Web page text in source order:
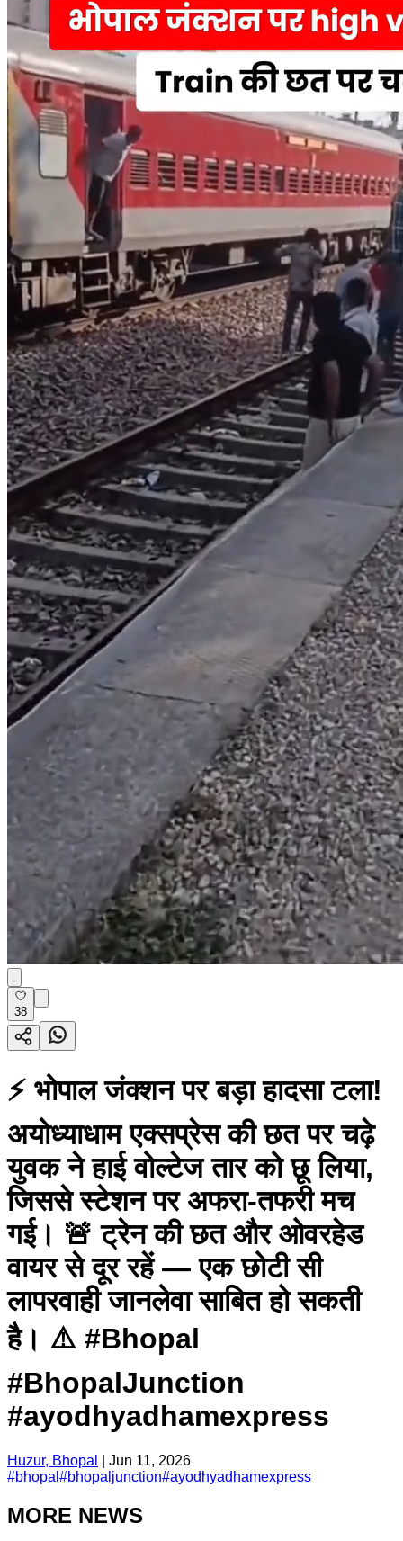
38
⚡ भोपाल जंक्शन पर बड़ा हादसा टला!
अयोध्याधाम एक्सप्रेस की छत पर चढ़े
युवक ने हाई वोल्टेज तार को छू लिया,
जिससे स्टेशन पर अफरा-तफरी मच
गई। 🚨 ट्रेन की छत और ओवरहेड
वायर से दूर रहें — एक छोटी सी
लापरवाही जानलेवा साबित हो सकती
है। ⚠️ #Bhopal
#BhopalJunction
#ayodhyadhamexpress
Huzur, Bhopal
Jun 11, 2026
#bhopal #bhopaljunction#ayodhyadhamexpress
MORE NEWS